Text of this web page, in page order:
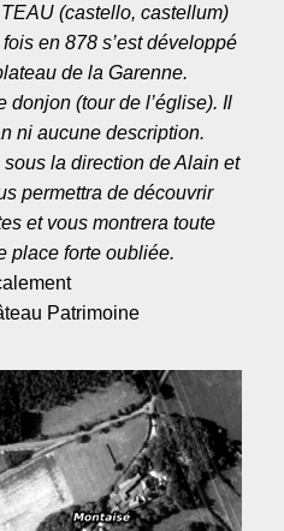
(castello, castellum)
en 878 s’est développé
de la Garenne.
donjon (tour de l’église). Il
ni aucune description.
la direction de Alain et
permettra de découvrir
et vous montrera toute
place forte oubliée.
Patrimoine